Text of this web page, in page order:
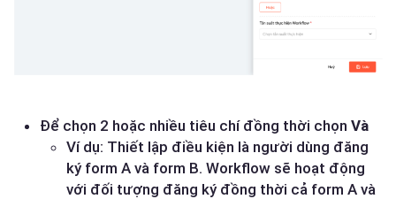
Để chọn 2 hoặc nhiều tiêu chí đồng thời chọn Và
Ví dụ: Thiết lập điều kiện là người dùng đăng
ký form A và form B. Workflow sẽ hoạt động
với đối tượng đăng ký đồng thời cả form A và